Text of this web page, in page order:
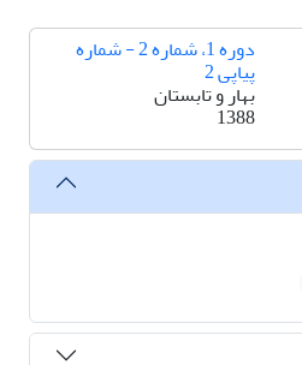
دوره 1، شماره 2 - شماره
پیاپی 2
بهار و تابستان
1388